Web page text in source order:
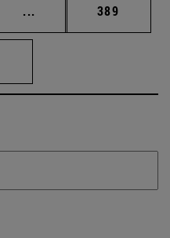
... Páginas intermedias
Página
389